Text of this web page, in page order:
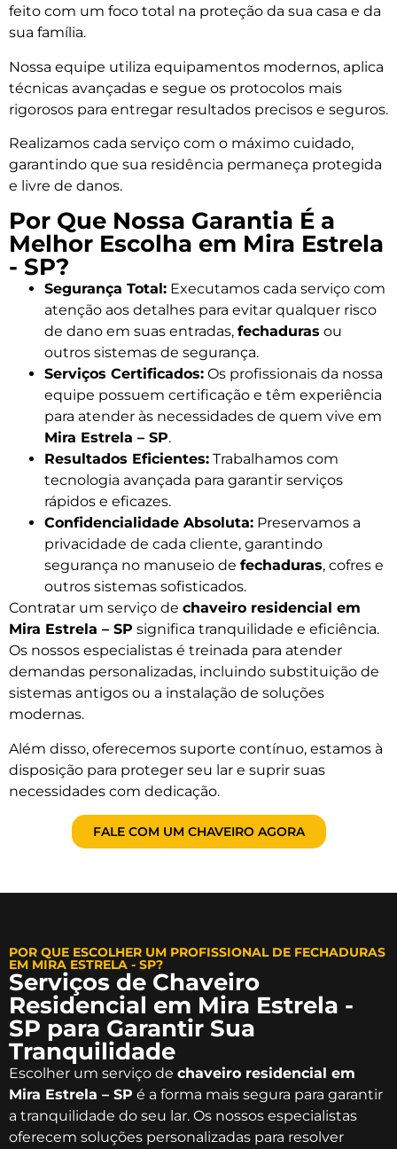
feito com um foco total na proteção da sua casa e da
sua família.
Nossa equipe utiliza equipamentos modernos, aplica
técnicas avançadas e segue os protocolos mais
rigorosos para entregar resultados precisos e seguros.
Realizamos cada serviço com o máximo cuidado,
garantindo que sua residência permaneça protegida
e livre de danos.
Por Que Nossa Garantia É a
Melhor Escolha em Mira Estrela
- SP?
Segurança Total: Executamos cada serviço com
atenção aos detalhes para evitar qualquer risco
de dano em suas entradas, fechaduras ou
outros sistemas de segurança.
Serviços Certificados: Os profissionais da nossa
equipe possuem certificação e têm experiência
para atender às necessidades de quem vive em
Mira Estrela – SP.
Resultados Eficientes: Trabalhamos com
tecnologia avançada para garantir serviços
rápidos e eficazes.
Confidencialidade Absoluta: Preservamos a
privacidade de cada cliente, garantindo
segurança no manuseio de fechaduras, cofres e
outros sistemas sofisticados.
Contratar um serviço de chaveiro residencial em
Mira Estrela – SP significa tranquilidade e eficiência.
Os nossos especialistas é treinada para atender
demandas personalizadas, incluindo substituição de
sistemas antigos ou a instalação de soluções
modernas.
Além disso, oferecemos suporte contínuo, estamos à
disposição para proteger seu lar e suprir suas
necessidades com dedicação.
FALE COM UM CHAVEIRO AGORA
POR QUE ESCOLHER UM PROFISSIONAL DE FECHADURAS
EM MIRA ESTRELA - SP?
Serviços de Chaveiro
Residencial em Mira Estrela -
SP para Garantir Sua
Tranquilidade
Escolher um serviço de chaveiro residencial em
Mira Estrela – SP é a forma mais segura para garantir
a tranquilidade do seu lar. Os nossos especialistas
oferecem soluções personalizadas para resolver